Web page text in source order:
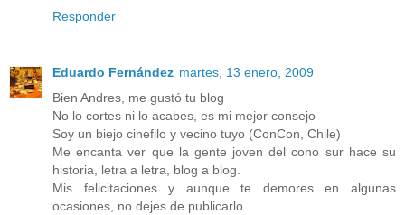
Responder
Eduardo Fernández martes, 13 enero, 2009
Bien Andres, me gustó tu blog
No lo cortes ni lo acabes, es mi mejor consejo
Soy un biejo cinefilo y vecino tuyo (ConCon, Chile)
Me encanta ver que la gente joven del cono sur hace su
historia, letra a letra, blog a blog.
Mis felicitaciones y aunque te demores en algunas
ocasiones, no dejes de publicarlo